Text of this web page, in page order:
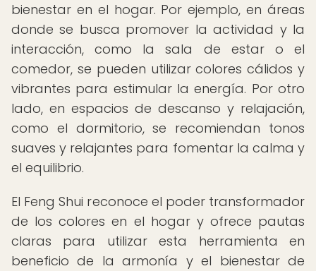
bienestar en el hogar. Por ejemplo, en áreas
donde se busca promover la actividad y la
interacción, como la sala de estar o el
comedor, se pueden utilizar colores cálidos y
vibrantes para estimular la energía. Por otro
lado, en espacios de descanso y relajación,
como el dormitorio, se recomiendan tonos
suaves y relajantes para fomentar la calma y
el equilibrio.
El Feng Shui reconoce el poder transformador
de los colores en el hogar y ofrece pautas
claras para utilizar esta herramienta en
beneficio de la armonía y el bienestar de